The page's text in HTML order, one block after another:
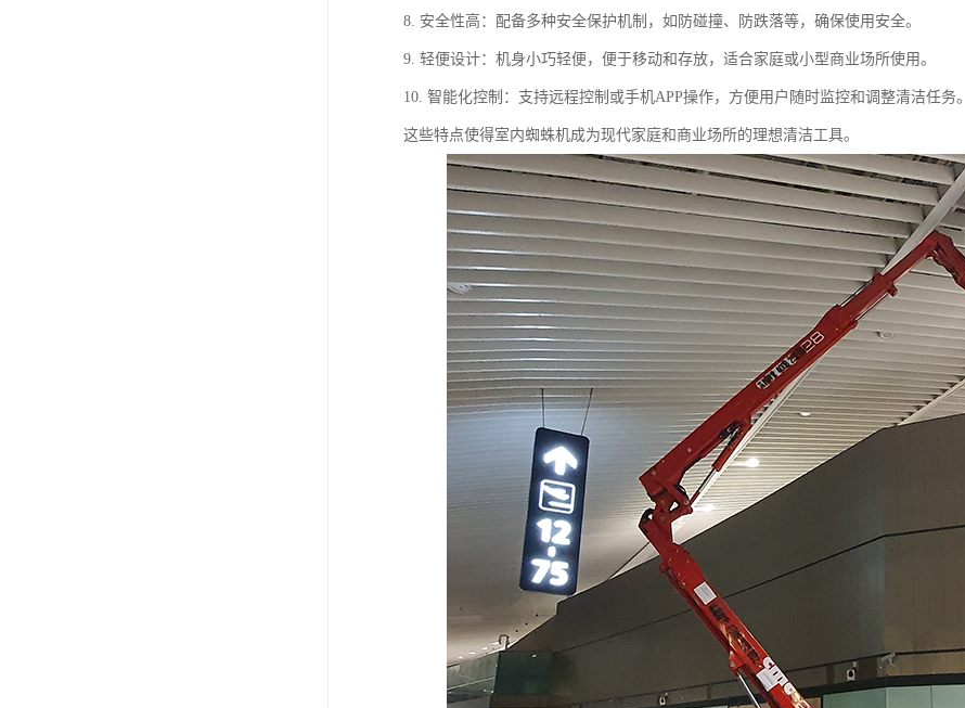
8. 安全性高：配备多种安全保护机制，如防碰撞、防跌落等，确保使用安全。
9. 轻便设计：机身小巧轻便，便于移动和存放，适合家庭或小型商业场所使用。
10. 智能化控制：支持远程控制或手机APP操作，方便用户随时监控和调整清洁任务。
这些特点使得室内蜘蛛机成为现代家庭和商业场所的理想清洁工具。